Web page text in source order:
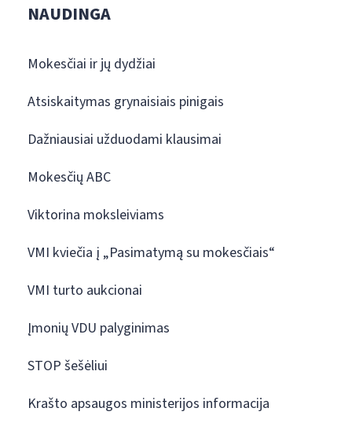
NAUDINGA
Mokesčiai ir jų dydžiai
Atsiskaitymas grynaisiais pinigais
Dažniausiai užduodami klausimai
Mokesčių ABC
Viktorina moksleiviams
VMI kviečia į „Pasimatymą su mokesčiais“
VMI turto aukcionai
Įmonių VDU palyginimas
STOP šešėliui
Krašto apsaugos ministerijos informacija